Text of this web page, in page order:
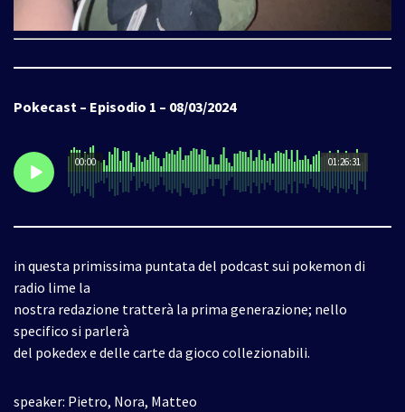
Pokecast – Episodio 1 – 08/03/2024
01:26:31
00:00
in questa primissima puntata del podcast sui pokemon di
radio lime la
nostra redazione tratterà la prima generazione; nello
specifico si parlerà
del pokedex e delle carte da gioco collezionabili.
speaker: Pietro, Nora, Matteo